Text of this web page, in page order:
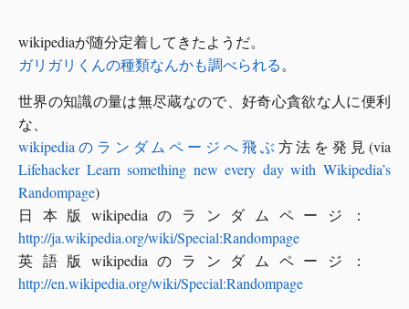
wikipediaが随分定着してきたようだ。
ガリガリくんの種類なんかも調べられる。
世界の知識の量は無尽蔵なので、好奇心貪欲な人に便利
な、
wikipediaのランダムページへ飛ぶ 方法を発見(via
Lifehacker Learn something new every day with Wikipedia’s
Randompage)
日本版wikipediaのランダムページ：
http://ja.wikipedia.org/wiki/Special:Randompage
英語版wikipediaのランダムページ：
http://en.wikipedia.org/wiki/Special:Randompage